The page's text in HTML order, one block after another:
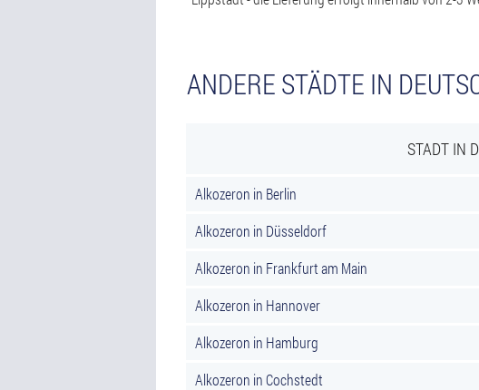
ANDERE STÄDTE IN
STADT IN
Alkozeron in Berlin
Alkozeron in Düsseldorf
Alkozeron in Frankfurt am Main
Alkozeron in Hannover
Alkozeron in Hamburg
Alkozeron in Cochstedt